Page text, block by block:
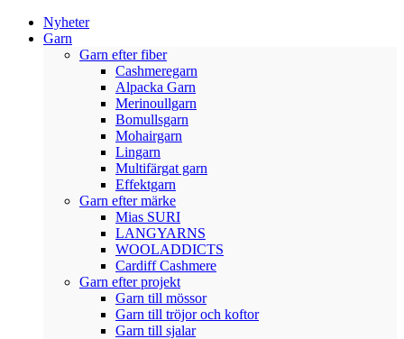
Nyheter
Garn
Garn efter fiber
Cashmeregarn
Alpacka Garn
Merinoullgarn
Bomullsgarn
Mohairgarn
Lingarn
Multifärgat garn
Effektgarn
Garn efter märke
Mias SURI
LANGYARNS
WOOLADDICTS
Cardiff Cashmere
Garn efter projekt
Garn till mössor
Garn till tröjor och koftor
Garn till sjalar